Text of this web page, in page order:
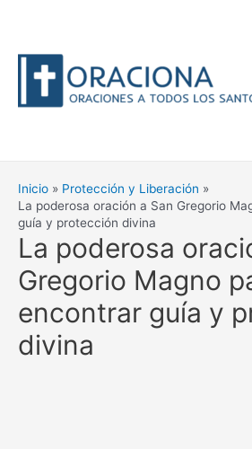
Inicio
Protección y Liberación
La poderosa oración a San Gregorio
guía y protección divina
La poderosa
Gregorio Magno
encontrar guía y
divina